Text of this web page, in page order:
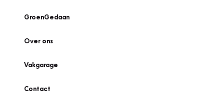
GroenGedaan
Over ons
Vakgarage
Contact